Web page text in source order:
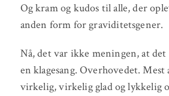
Og kram og kudos til alle, der
anden form for graviditetsgener.
Nå, det var ikke meningen, at det
en klagesang. Overhovedet. Mest
virkelig, virkelig glad og lykkelig